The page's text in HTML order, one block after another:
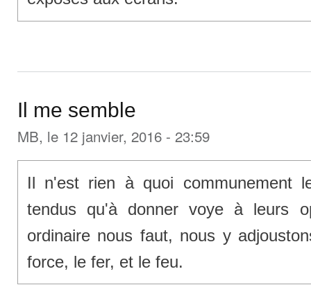
Il me semble
MB, le 12 janvier, 2016 - 23:59
Il n'est rien à quoi communement
tendus qu'à donner voye à leurs
ordinaire nous faut, nous y
force, le fer, et le feu.